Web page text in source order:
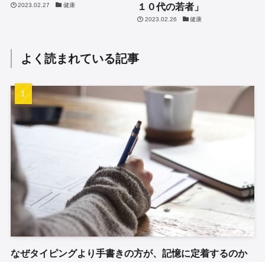
2023.02.27 健康
１０代の若者」
2023.02.26 健康
よく読まれている記事
なぜタイピングより手書きの方が、記憶に定着するのか